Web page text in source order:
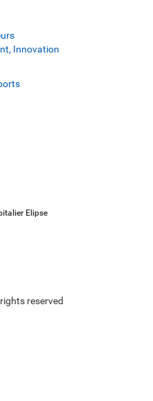
Innovation
Elipse
reserved